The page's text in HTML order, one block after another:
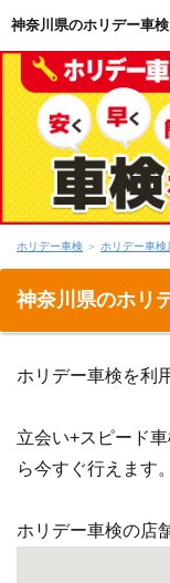
神奈川県のホリデー車
店舗検索
必要書類
レビュー
メリット
板金
ホリデー車検 ＞ ホリデー車検
神奈川県のホリ
ホリデー車検を利
立会い+スピード
ら今すぐ行えます。
ホリデー車検の店